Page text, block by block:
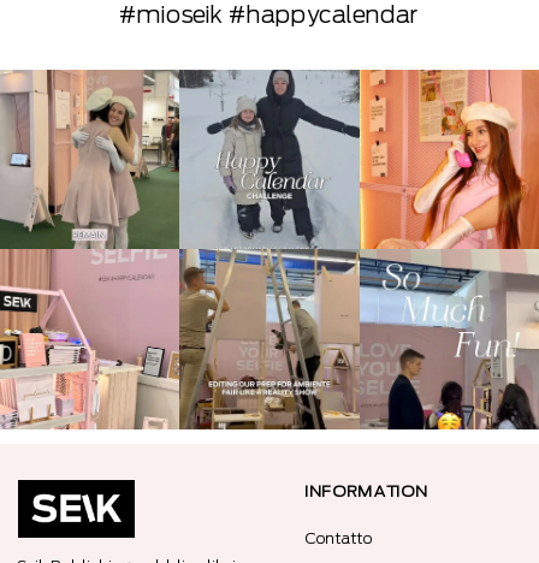
#mioseik #happycalendar
INFORMATION
Contatto